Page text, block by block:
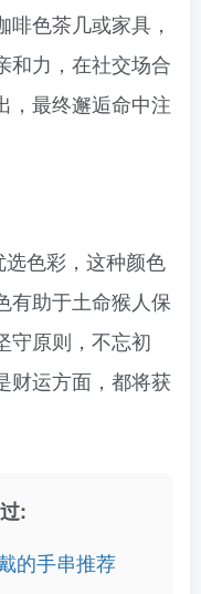
色茶几或家具，
和力，在社交场合
，最终邂逅命中注
色彩，这种颜色
有助于土命猴人保
守原则，不忘初
财运方面，都将获
:
的手串推荐